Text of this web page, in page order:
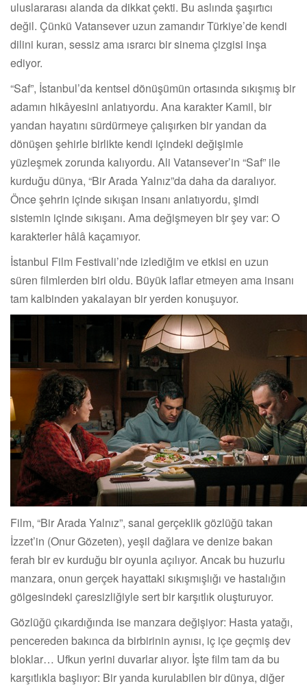
uluslararası alanda da dikkat çekti. Bu aslında şaşırtıcı
değil. Çünkü Vatansever uzun zamandır Türkiye’de kendi
dilini kuran, sessiz ama ısrarcı bir sinema çizgisi inşa
ediyor.
“Saf”, İstanbul’da kentsel dönüşümün ortasında sıkışmış bir
adamın hikâyesini anlatıyordu. Ana karakter Kamil, bir
yandan hayatını sürdürmeye çalışırken bir yandan da
dönüşen şehirle birlikte kendi içindeki değişimle
yüzleşmek zorunda kalıyordu. Ali Vatansever’in “Saf” ile
kurduğu dünya, “Bir Arada Yalnız”da daha da daralıyor.
Önce şehrin içinde sıkışan insanı anlatıyordu, şimdi
sistemin içinde sıkışanı. Ama değişmeyen bir şey var: O
karakterler hâlâ kaçamıyor.
İstanbul Film Festivali’nde izlediğim ve etkisi en uzun
süren filmlerden biri oldu. Büyük laflar etmeyen ama insanı
tam kalbinden yakalayan bir yerden konuşuyor.
Film, “Bir Arada Yalnız”, sanal gerçeklik gözlüğü takan
İzzet’in (Onur Gözeten), yeşil dağlara ve denize bakan
ferah bir ev kurduğu bir oyunla açılıyor. Ancak bu huzurlu
manzara, onun gerçek hayattaki sıkışmışlığı ve hastalığın
gölgesindeki çaresizliğiyle sert bir karşıtlık oluşturuyor.
Gözlüğü çıkardığında ise manzara değişiyor: Hasta yatağı,
pencereden bakınca da birbirinin aynısı, iç içe geçmiş dev
bloklar… Ufkun yerini duvarlar alıyor. İşte film tam da bu
karşıtlıkla başlıyor: Bir yanda kurulabilen bir dünya, diğer